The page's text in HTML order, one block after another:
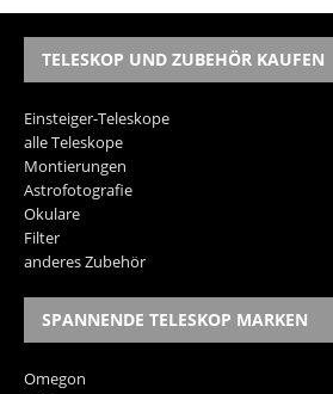
TELESKOP UND ZUBEHÖR KAUFEN
Einsteiger-Teleskope
alle Teleskope
Montierungen
Astrofotografie
Okulare
Filter
anderes Zubehör
SPANNENDE TELESKOP MARKEN
Omegon